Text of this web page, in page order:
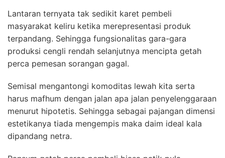
Lantaran ternyata tak sedikit karet pembeli
masyarakat keliru ketika merepresentasi produk
terpandang. Sehingga fungsionalitas gara-gara
produksi cengli rendah selanjutnya mencipta getah
perca pemesan sorangan gagal.
Semisal mengantongi komoditas lewah kita serta
harus mafhum dengan jalan apa jalan penyelenggaraan
menurut hipotetis. Sehingga sebagai pajangan dimensi
estetikanya tiada mengempis maka daim ideal kala
dipandang netra.